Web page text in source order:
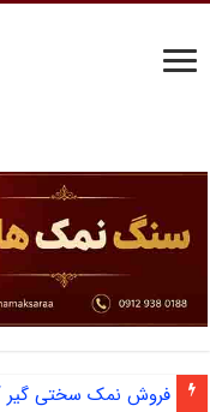
فروش نمک سختی گیر